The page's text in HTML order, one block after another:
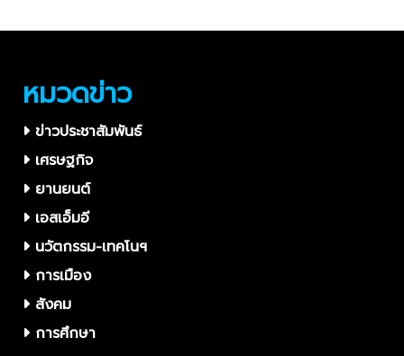
หมวดข่าว
ข่าวประชาสัมพันธ์
เศรษฐกิจ
ยานยนต์
เอสเอ็มอี
นวัตกรรม-เทคโนฯ
การเมือง
สังคม
การศึกษา